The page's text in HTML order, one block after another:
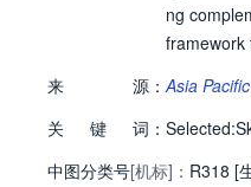
ng
framework
来 源：Asia
关
键 词：
中图分类号[机标]： R318 [